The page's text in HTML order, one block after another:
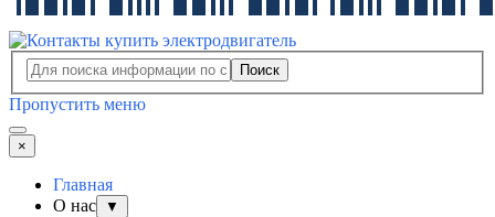
Поиск
Пропустить меню
×
Главная
О нас
▼